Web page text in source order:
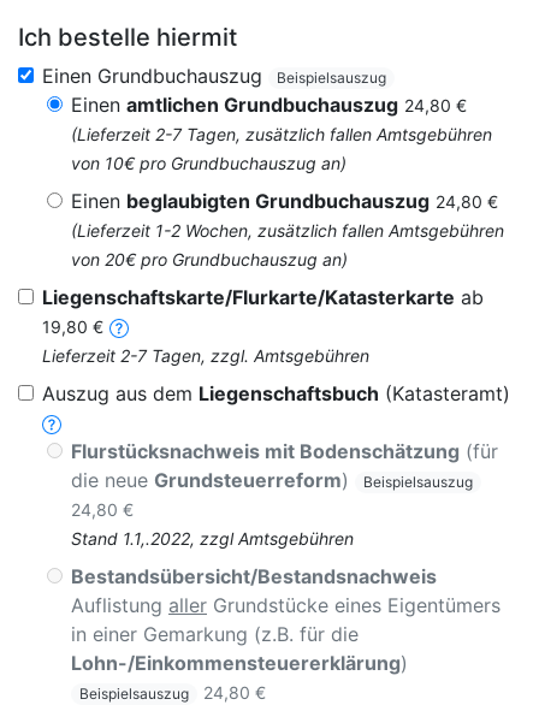
Ich bestelle hiermit
Einen Grundbuchauszug Beispielsauszug
Einen amtlichen Grundbuchauszug 24,80 €
(Lieferzeit 2-7 Tagen, zusätzlich fallen Amtsgebühren
von 10€ pro Grundbuchauszug an)
Einen beglaubigten Grundbuchauszug 24,80 €
(Lieferzeit 1-2 Wochen, zusätzlich fallen Amtsgebühren
von 20€ pro Grundbuchauszug an)
Liegenschaftskarte/Flurkarte/Katasterkarte ab
19,80 €
Lieferzeit 2-7 Tagen, zzgl. Amtsgebühren
Auszug aus dem Liegenschaftsbuch (Katasteramt)
Flurstücksnachweis mit Bodenschätzung (für
die neue Grundsteuerreform) Beispielsauszug
24,80 €
Stand 1.1,.2022, zzgl Amtsgebühren
Bestandsübersicht/Bestandsnachweis
Auflistung aller Grundstücke eines Eigentümers
in einer Gemarkung (z.B. für die
Lohn-/Einkommensteuererklärung)
Beispielsauszug
24,80 €